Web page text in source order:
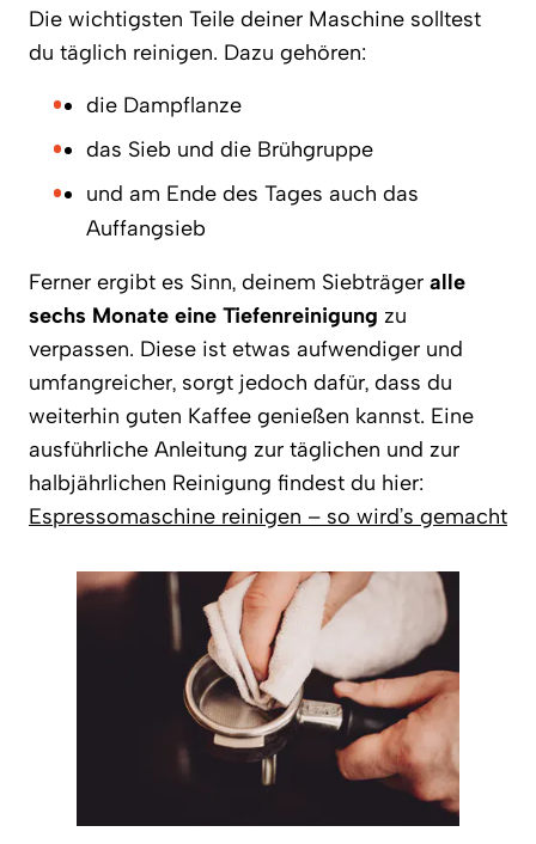
Die wichtigsten Teile deiner Maschine solltest
du täglich reinigen. Dazu gehören:
die Dampflanze
das Sieb und die Brühgruppe
und am Ende des Tages auch das
Auffangsieb
Ferner ergibt es Sinn, deinem Siebträger alle
sechs Monate eine Tiefenreinigung zu
verpassen. Diese ist etwas aufwendiger und
umfangreicher, sorgt jedoch dafür, dass du
weiterhin guten Kaffee genießen kannst. Eine
ausführliche Anleitung zur täglichen und zur
halbjährlichen Reinigung findest du hier:
Espressomaschine reinigen – so wird’s gemacht